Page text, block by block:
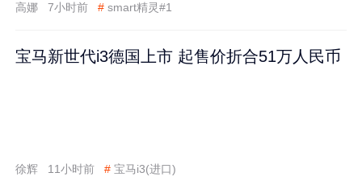
高娜 7小时前 # smart精灵#1
宝马新世代i3德国上市 起售价折合51万人民币
徐辉 11小时前 # 宝马i3(进口)